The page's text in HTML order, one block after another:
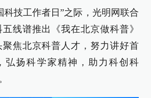
科技工作者日”之际，光明网联合
线谱推出《我在北京做科普》
焦北京科普人才，努力讲好首
弘扬科学家精神，助力科创科